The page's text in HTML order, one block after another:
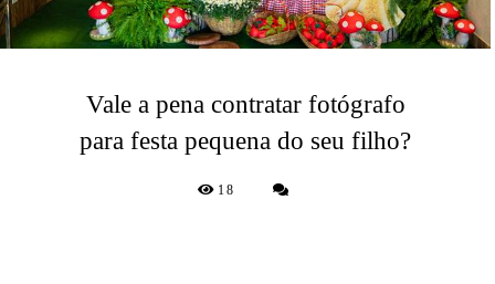
Vale a pena contratar fotógrafo
para festa pequena do seu filho?
18